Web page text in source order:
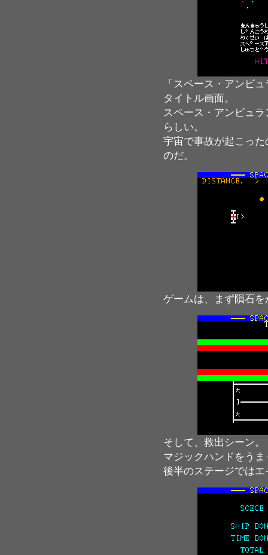
「スペース・アンビ
タイトル画面。
スペース・アンビュ
らしい。
宇宙で事故が起こっ
のだ。
ゲームは、まず隕石
そして、救出シーン。
マジックハンドをう
後半のステージでは